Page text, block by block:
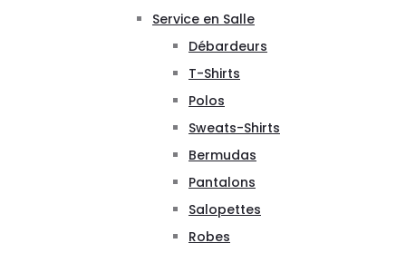
Service en Salle
Débardeurs
T-Shirts
Polos
Sweats-Shirts
Bermudas
Pantalons
Salopettes
Robes